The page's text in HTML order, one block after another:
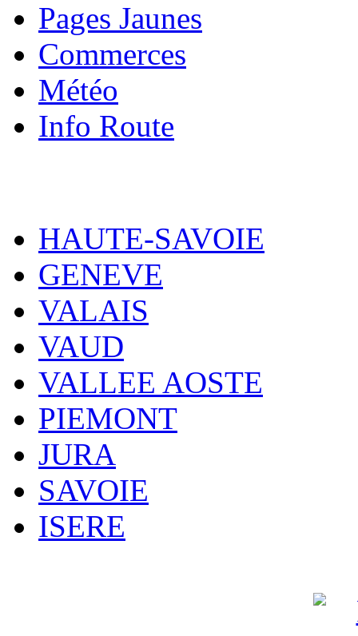
Pages Jaunes
Commerces
Météo
Info Route
HAUTE-SAVOIE
GENEVE
VALAIS
VAUD
VALLEE AOSTE
PIEMONT
JURA
SAVOIE
ISERE